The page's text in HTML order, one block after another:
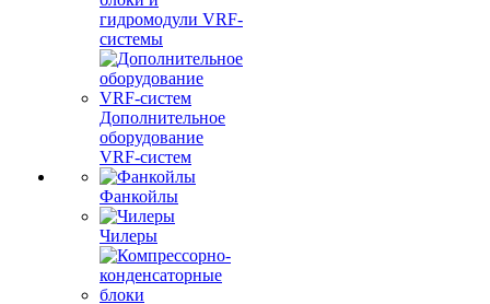
гидромодули VRF-
системы
Дополнительное
оборудование
VRF-систем
Фанкойлы
Чилеры